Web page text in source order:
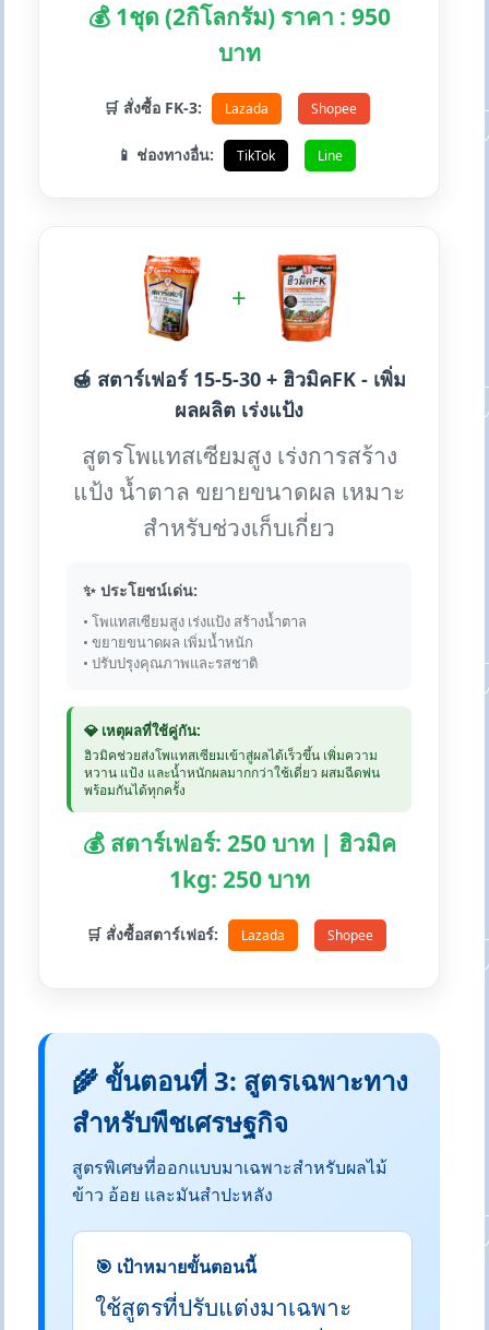
💰 1ชุด (2กิโลกรัม) ราคา : 950
บาท
🛒 สั่งซื้อ FK-3: Lazada Shopee
📱 ช่องทางอื่น: TikTok Line
+
🍯 สตาร์เฟอร์ 15-5-30 + ฮิวมิคFK - เพิ่ม
ผลผลิต เร่งแป้ง
สูตรโพแทสเซียมสูง เร่งการสร้าง
แป้ง น้ำตาล ขยายขนาดผล เหมาะ
สำหรับช่วงเก็บเกี่ยว
✨ ประโยชน์เด่น:
• โพแทสเซียมสูง เร่งแป้ง สร้างน้ำตาล
• ขยายขนาดผล เพิ่มน้ำหนัก
• ปรับปรุงคุณภาพและรสชาติ
💎 เหตุผลที่ใช้คู่กัน:
ฮิวมิคช่วยส่งโพแทสเซียมเข้าสู่ผลได้เร็วขึ้น เพิ่มความ
หวาน แป้ง และน้ำหนักผลมากกว่าใช้เดี่ยว ผสมฉีดพ่น
พร้อมกันได้ทุกครั้ง
💰 สตาร์เฟอร์: 250 บาท | ฮิวมิค
1kg: 250 บาท
🛒 สั่งซื้อสตาร์เฟอร์: Lazada Shopee
🌾 ขั้นตอนที่ 3: สูตรเฉพาะทาง
สำหรับพืชเศรษฐกิจ
สูตรพิเศษที่ออกแบบมาเฉพาะสำหรับผลไม้
ข้าว อ้อย และมันสำปะหลัง
🎯 เป้าหมายขั้นตอนนี้
ใช้สูตรที่ปรับแต่งมาเฉพาะ